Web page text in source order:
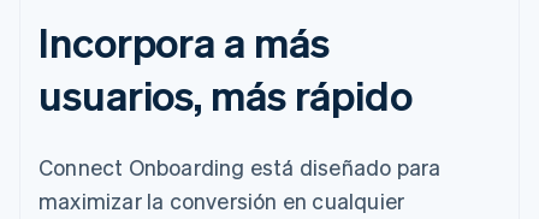
Incorpora a más
usuarios, más rápido
Connect Onboarding está diseñado para
maximizar la conversión en cualquier